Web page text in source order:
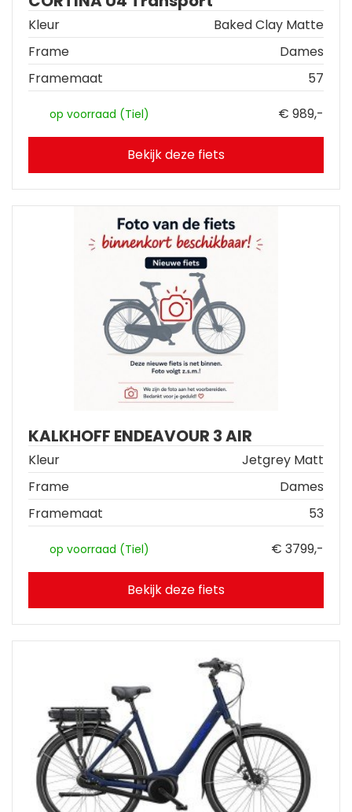
Kleur
Baked Clay Matte
Frame
Dames
Framemaat
57
op voorraad (Tiel) € 989,-
Bekijk deze fiets
KALKHOFF ENDEAVOUR 3 AIR
Kleur
Jetgrey Matt
Frame
Dames
Framemaat
53
op voorraad (Tiel) € 3799,-
Bekijk deze fiets